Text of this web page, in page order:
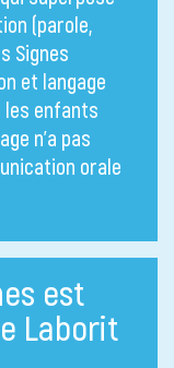
(parole,
Signes
et langage
les enfants
n’a pas
orale
est
Laborit